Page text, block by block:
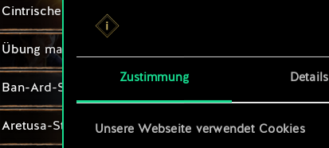
Zustimmung Details
Unsere Webseite verwendet Cookies
Cintrischer Zauberer
Übung macht die Meisterin
Ban-Ard-Student
Aretusa-Studentin x2